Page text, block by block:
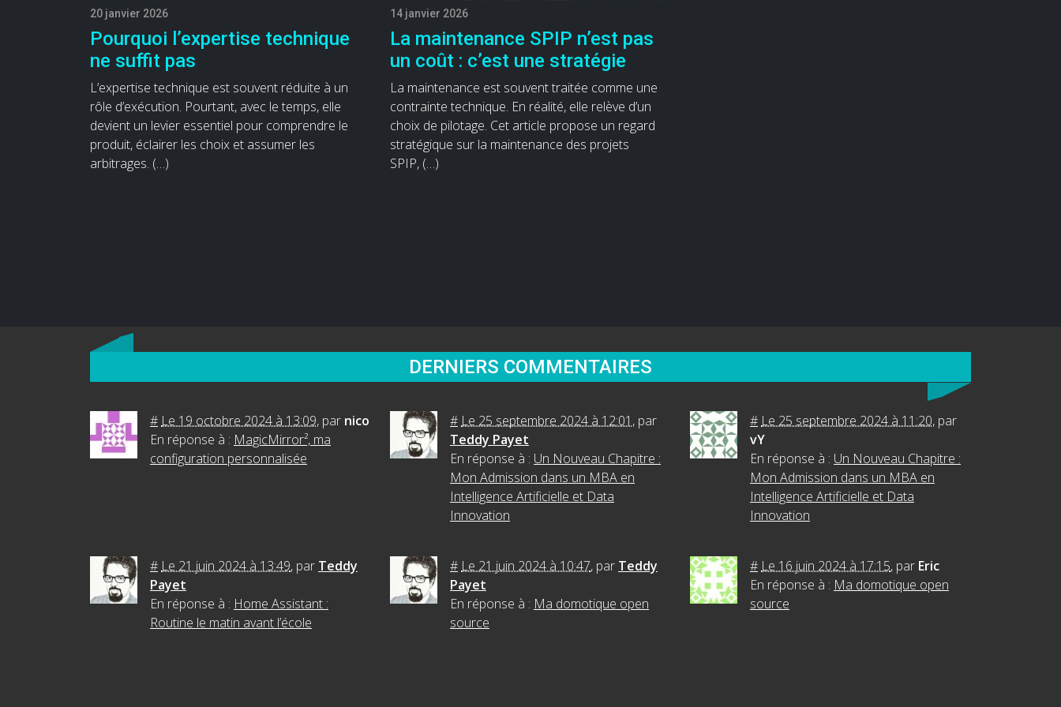
20 janvier 2026
Pourquoi l’expertise technique
ne suffit pas
L’expertise technique est souvent réduite à un
rôle d’exécution. Pourtant, avec le temps, elle
devient un levier essentiel pour comprendre le
produit, éclairer les choix et assumer les
arbitrages. (…)
14 janvier 2026
La maintenance SPIP n’est pas
un coût : c’est une stratégie
La maintenance est souvent traitée comme une
contrainte technique. En réalité, elle relève d’un
choix de pilotage. Cet article propose un regard
stratégique sur la maintenance des projets
SPIP, (…)
DERNIERS COMMENTAIRES
# Le 19 octobre 2024 à 13:09, par nico
En réponse à : MagicMirror², ma
configuration personnalisée
# Le 25 septembre 2024 à 12:01 , par
Teddy Payet
En réponse à : Un Nouveau Chapitre :
Mon Admission dans un MBA en
Intelligence Artificielle et Data
Innovation
# Le 25 septembre 2024 à 11:20, par
vY
En réponse à : Un Nouveau Chapitre :
Mon Admission dans un MBA en
Intelligence Artificielle et Data
Innovation
# Le 21 juin 2024 à 13:49, par Teddy
Payet
En réponse à : Home Assistant :
Routine le matin avant l’école
# Le 21 juin 2024 à 10:47, par Teddy
Payet
En réponse à : Ma domotique open
source
# Le 16 juin 2024 à 17:15, par Eric
En réponse à : Ma domotique open
source